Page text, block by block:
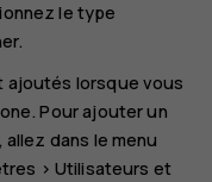
le type
ajoutés lorsque vous
Pour ajouter un
dans le menu
> Utilisateurs et